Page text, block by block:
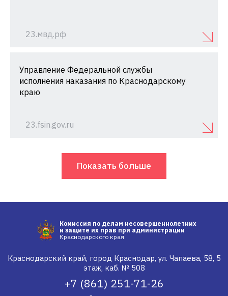
23.мвд.рф
Управление Федеральной службы
исполнения наказания по Краснодарскому
краю
23.fsin.gov.ru
Показать больше
Комиссия по делам несовершеннолетних
и защите их прав при администрации
Краснодарского края
Краснодарский край, город Краснодар, ул. Чапаева, 58, 5
этаж, каб. № 508
+7 (861) 251-71-26